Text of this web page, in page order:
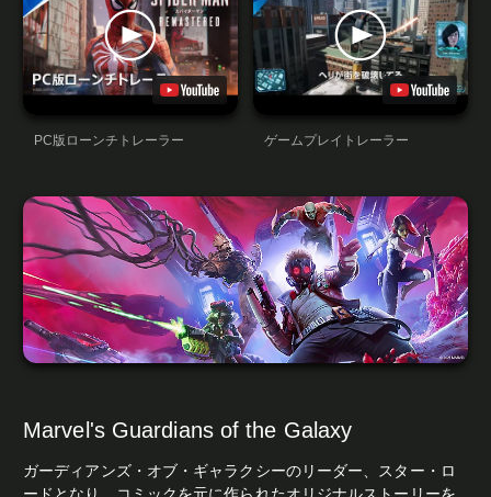
PC版ローンチトレーラー ゲームプレイトレーラー
Marvel's Guardians of the Galaxy
ガーディアンズ・オブ・ギャラクシーのリーダー、スター・ロ